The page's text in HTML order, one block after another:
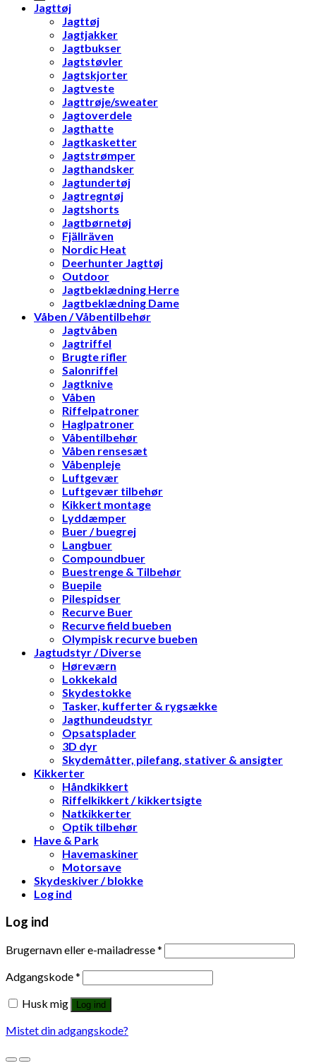
Jagttøj
Jagttøj
Jagtjakker
Jagtbukser
Jagtstøvler
Jagtskjorter
Jagtveste
Jagttrøje/sweater
Jagtoverdele
Jagthatte
Jagtkasketter
Jagtstrømper
Jagthandsker
Jagtundertøj
Jagtregntøj
Jagtshorts
Jagtbørnetøj
Fjällräven
Nordic Heat
Deerhunter Jagttøj
Outdoor
Jagtbeklædning Herre
Jagtbeklædning Dame
Våben / Våbentilbehør
Jagtvåben
Jagtriffel
Brugte rifler
Salonriffel
Jagtknive
Våben
Riffelpatroner
Haglpatroner
Våbentilbehør
Våben rensesæt
Våbenpleje
Luftgevær
Luftgevær tilbehør
Kikkert montage
Lyddæmper
Buer / buegrej
Langbuer
Compoundbuer
Buestrenge & Tilbehør
Buepile
Pilespidser
Recurve Buer
Recurve field bueben
Olympisk recurve bueben
Jagtudstyr / Diverse
Høreværn
Lokkekald
Skydestokke
Tasker, kufferter & rygsække
Jagthundeudstyr
Opsatsplader
3D dyr
Skydemåtter, pilefang, stativer & ansigter
Kikkerter
Håndkikkert
Riffelkikkert / kikkertsigte
Natkikkerter
Optik tilbehør
Have & Park
Havemaskiner
Motorsave
Skydeskiver / blokke
Log ind
Log ind
Brugernavn eller e-mailadresse*
Adgangskode*
Husk mig
Log ind
Mistet din adgangskode?